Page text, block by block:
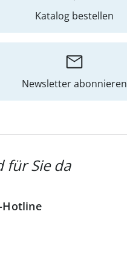
Katalog bestellen
Newsletter abonnieren
für Sie da
Hotline